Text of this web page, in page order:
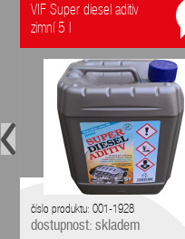
VIF Super diesel aditiv
zimní 5 l
číslo produktu: 001-1928
dostupnost: skladem